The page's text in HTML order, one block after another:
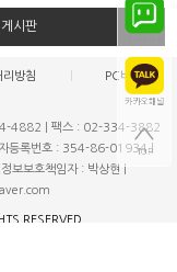
시판
리방침 PC버젼
4882
팩스 : 02-334-3882
등록번호 : 354-86-01934 |
정보보호책임자 : 박상현 |
RESERVED.